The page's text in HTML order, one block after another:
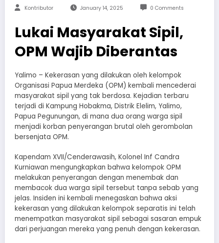
Kontributor January 14, 2025 0 Comments
Lukai Masyarakat Sipil,
OPM Wajib Diberantas
Yalimo – Kekerasan yang dilakukan oleh kelompok
Organisasi Papua Merdeka (OPM) kembali mencederai
masyarakat sipil yang tak berdosa. Kejadian terbaru
terjadi di Kampung Hobakma, Distrik Elelim, Yalimo,
Papua Pegunungan, di mana dua orang warga sipil
menjadi korban penyerangan brutal oleh gerombolan
bersenjata OPM.
Kapendam XVII/Cenderawasih, Kolonel Inf Candra
Kurniawan mengungkapkan bahwa kelompok OPM
melakukan penyerangan dengan menembak dan
membacok dua warga sipil tersebut tanpa sebab yang
jelas. Insiden ini kembali menegaskan bahwa aksi
kekerasan yang dilakukan kelompok separatis ini telah
menempatkan masyarakat sipil sebagai sasaran empuk
dari perjuangan mereka yang penuh dengan kekerasan.